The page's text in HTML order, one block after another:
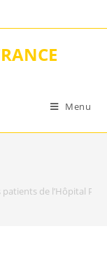
Menu
de l’Hôpital